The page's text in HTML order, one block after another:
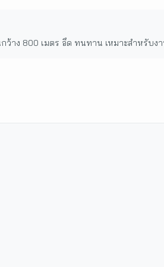
ว้าง 800 เมตร อึด ทนทาน เหมาะสำหรับ